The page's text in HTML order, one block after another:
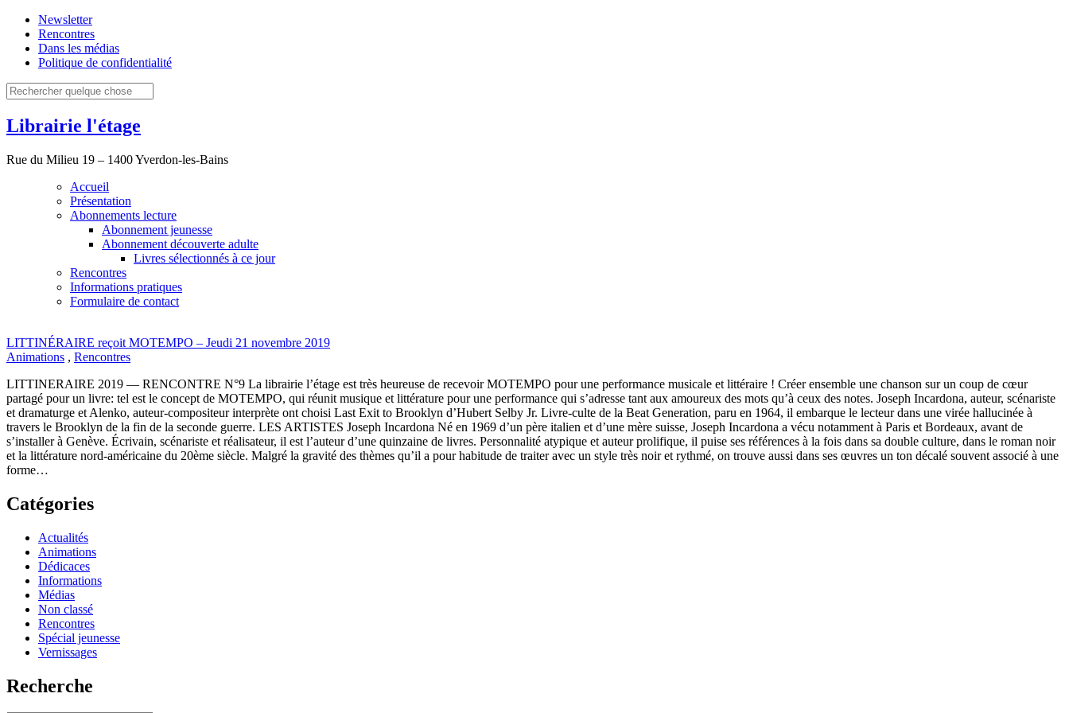
Newsletter
Rencontres
Dans les médias
Politique de confidentialité
Librairie l'étage
Rue du Milieu 19 – 1400 Yverdon-les-Bains
Accueil
Présentation
Abonnements lecture
Abonnement jeunesse
Abonnement découverte adulte
Livres sélectionnés à ce jour
Rencontres
Informations pratiques
Formulaire de contact
LITTINÉRAIRE reçoit MOTEMPO – Jeudi 21 novembre 2019
Animations , Rencontres
LITTINERAIRE 2019 — RENCONTRE N°9 La librairie l’étage est très heureuse de recevoir MOTEMPO pour une performance musicale et littéraire ! Créer ensemble une chanson sur un coup de cœur
partagé pour un livre: tel est le concept de MOTEMPO, qui réunit musique et littérature pour une performance qui s’adresse tant aux amoureux des mots qu’à ceux des notes. Joseph Incardona, auteur, scénariste
et dramaturge et Alenko, auteur-compositeur interprète ont choisi Last Exit to Brooklyn d’Hubert Selby Jr. Livre-culte de la Beat Generation, paru en 1964, il embarque le lecteur dans une virée hallucinée à
travers le Brooklyn de la fin de la seconde guerre. LES ARTISTES Joseph Incardona Né en 1969 d’un père italien et d’une mère suisse, Joseph Incardona a vécu notamment à Paris et Bordeaux, avant de
s’installer à Genève. Écrivain, scénariste et réalisateur, il est l’auteur d’une quinzaine de livres. Personnalité atypique et auteur prolifique, il puise ses références à la fois dans sa double culture, dans le roman noir
et la littérature nord‑américaine du 20ème siècle. Malgré la gravité des thèmes qu’il a pour habitude de traiter avec un style très noir et rythmé, on trouve aussi dans ses œuvres un ton décalé souvent associé à une
forme…
Catégories
Actualités
Animations
Dédicaces
Informations
Médias
Non classé
Rencontres
Spécial jeunesse
Vernissages
Recherche